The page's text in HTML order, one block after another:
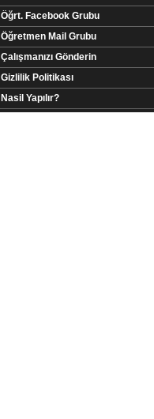
Öğrt. Facebook Grubu
Öğretmen Mail Grubu
Çalışmanızı Gönderin
Gizlilik Politikası
Nasil Yapılır?